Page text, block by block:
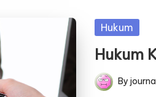
Posted
Hukum
Hukum
Posted
By